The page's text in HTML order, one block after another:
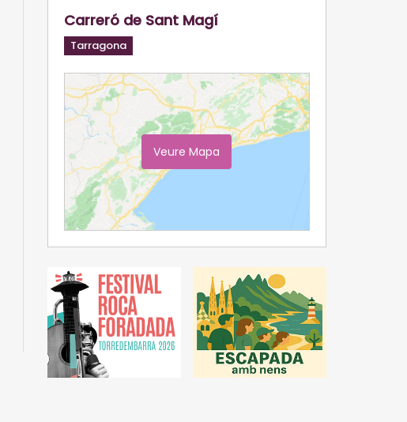
Carreró de Sant Magí
Tarragona
Veure Mapa